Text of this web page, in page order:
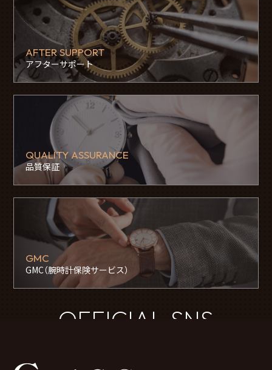
AFTER SUPPORT
アフターサポート
QUALITY ASSURANCE
品質保証
GMC
GMC（腕時計保険サービス）
OFFICIAL SNS